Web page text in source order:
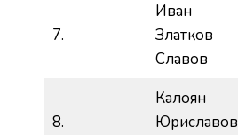
7.
Иван
Златков
Славов
8.
Калоян
Юриславов